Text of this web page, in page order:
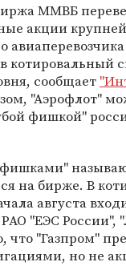
ММВБ
акции
котировальный
сообщает
"Аэрофлот"
фишкой"
на бирже. В
августа
"ЕЭС России",
"Газпром"
но не